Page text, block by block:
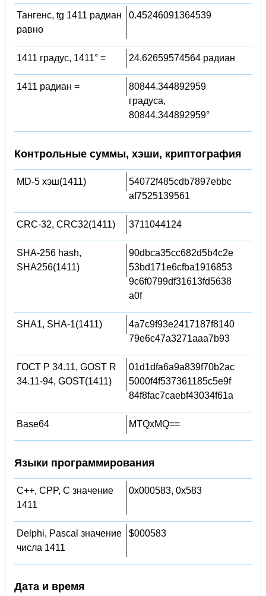
Тангенс, tg 1411 радиан
равно
0.45246091364539
1411 градус, 1411° = 24.62659574564 радиан
1411 радиан =
80844.344892959
градуса,
80844.344892959°
Контрольные суммы, хэши, криптография
MD-5 хэш(1411)
54072f485cdb7897ebbc
af7525139561
CRC-32, CRC32(1411) 3711044124
SHA-256 hash,
SHA256(1411)
90dbca35cc682d5b4c2e
53bd171e6cfba1916853
9c6f0799df31613fd5638
a0f
SHA1, SHA-1(1411)
4a7c9f93e2417187f8140
79e6c47a3271aaa7b93
ГОСТ Р 34.11, GOST R
34.11-94, GOST(1411)
01d1dfa6a9a839f70b2ac
5000f4f537361185c5e9f
84f8fac7caebf43034f61a
Base64 MTQxMQ==
Языки программирования
C++, CPP, C значение
1411
0x000583, 0x583
Delphi, Pascal значение
числа 1411
$000583
Дата и время